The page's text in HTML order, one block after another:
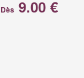
Dès9.00 €